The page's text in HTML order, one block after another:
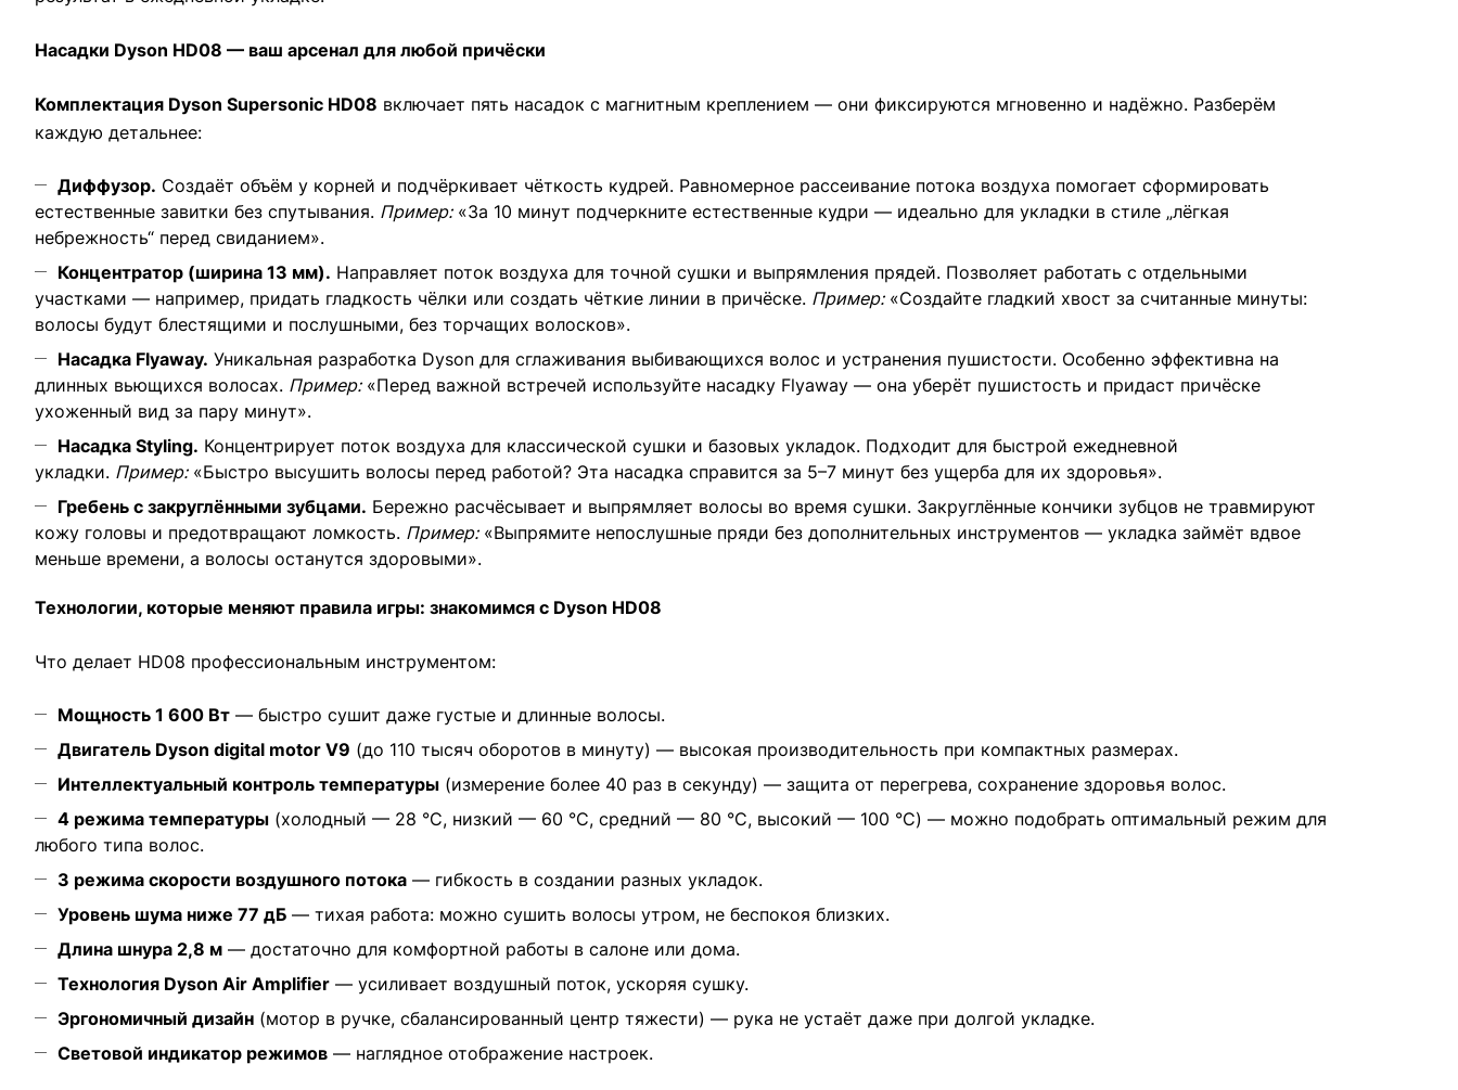
Насадки Dyson HD08 — ваш арсенал для любой причёски
Комплектация Dyson Supersonic HD08 включает пять насадок с магнитным креплением — они фиксируются мгновенно и надёжно. Разберём
каждую детальнее:
Диффузор. Создаёт объём у корней и подчёркивает чёткость кудрей. Равномерное рассеивание потока воздуха помогает сформировать
естественные завитки без спутывания. Пример:«За 10 минут подчеркните естественные кудри — идеально для укладки в стиле „лёгкая
небрежность“ перед свиданием».
Концентратор (ширина 13 мм). Направляет поток воздуха для точной сушки и выпрямления прядей. Позволяет работать с отдельными
участками — например, придать гладкость чёлки или создать чёткие линии в причёске. Пример:«Создайте гладкий хвост за считанные минуты:
волосы будут блестящими и послушными, без торчащих волосков».
Насадка Flyaway. Уникальная разработка Dyson для сглаживания выбивающихся волос и устранения пушистости. Особенно эффективна на
длинных вьющихся волосах. Пример:«Перед важной встречей используйте насадку Flyaway — она уберёт пушистость и придаст причёске
ухоженный вид за пару минут».
Насадка Styling. Концентрирует поток воздуха для классической сушки и базовых укладок. Подходит для быстрой ежедневной
укладки. Пример:«Быстро высушить волосы перед работой? Эта насадка справится за 5–7 минут без ущерба для их здоровья».
Гребень с закруглёнными зубцами. Бережно расчёсывает и выпрямляет волосы во время сушки. Закруглённые кончики зубцов не травмируют
кожу головы и предотвращают ломкость. Пример:«Выпрямите непослушные пряди без дополнительных инструментов — укладка займёт вдвое
меньше времени, а волосы останутся здоровыми».
Технологии, которые меняют правила игры: знакомимся с Dyson HD08
Что делает HD08 профессиональным инструментом:
Мощность 1 600 Вт — быстро сушит даже густые и длинные волосы.
Двигатель Dyson digital motor V9 (до 110 тысяч оборотов в минуту) — высокая производительность при компактных размерах.
Интеллектуальный контроль температуры (измерение более 40 раз в секунду) — защита от перегрева, сохранение здоровья волос.
4 режима температуры (холодный — 28 °C, низкий — 60 °C, средний — 80 °C, высокий — 100 °C) — можно подобрать оптимальный режим для
любого типа волос.
3 режима скорости воздушного потока — гибкость в создании разных укладок.
Уровень шума ниже 77 дБ — тихая работа: можно сушить волосы утром, не беспокоя близких.
Длина шнура 2,8 м — достаточно для комфортной работы в салоне или дома.
Технология Dyson Air Amplifier — усиливает воздушный поток, ускоряя сушку.
Эргономичный дизайн (мотор в ручке, сбалансированный центр тяжести) — рука не устаёт даже при долгой укладке.
Световой индикатор режимов — наглядное отображение настроек.